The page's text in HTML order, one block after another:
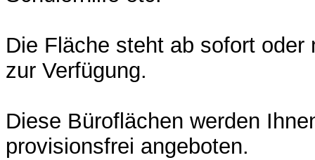
Die Fläche steht ab sofort oder
zur Verfügung.
Diese Büroflächen werden
provisionsfrei angeboten.